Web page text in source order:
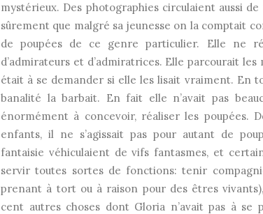
mystérieux. Des photographies circulaient aussi
sûrement que malgré sa jeunesse on la comptait
de poupées de ce genre particulier. Elle ne
d’admirateurs et d’admiratrices. Elle parcourait les
était à se demander si elle les lisait vraiment. En
banalité la barbait. En fait elle n’avait pas
énormément à concevoir, réaliser les poupées.
enfants, il ne s’agissait pas pour autant de
fantaisie véhiculaient de vifs fantasmes, et
servir toutes sortes de fonctions: tenir
prenant à tort ou à raison pour des êtres
cent autres choses dont Gloria n’avait pas à se